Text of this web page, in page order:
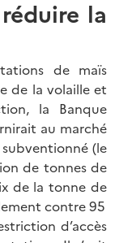
la
de maïs
de la volaille et
la Banque
au marché
(le
de tonnes de
de la tonne de
contre 95
d’accès